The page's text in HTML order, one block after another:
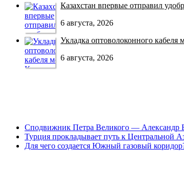
Казахстан впервые отправил
6 августа, 2026
Укладка оптоволоконного кабеля
6 августа, 2026
Сподвижник Петра Великого — Александр
Турция прокладывает путь к Центральной
Для чего создается Южный газовый